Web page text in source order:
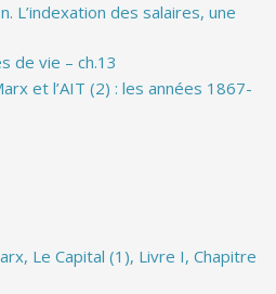
L’indexation des salaires, une
de vie – ch.13
et l’AIT (2) : les années 1867-
Le Capital (1), Livre I, Chapitre